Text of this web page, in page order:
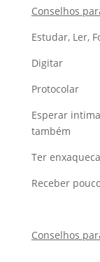
Conselhos
Estudar, Ler,
Digitar
Protocolar
Esperar
também
Ter
Receber
Conselhos